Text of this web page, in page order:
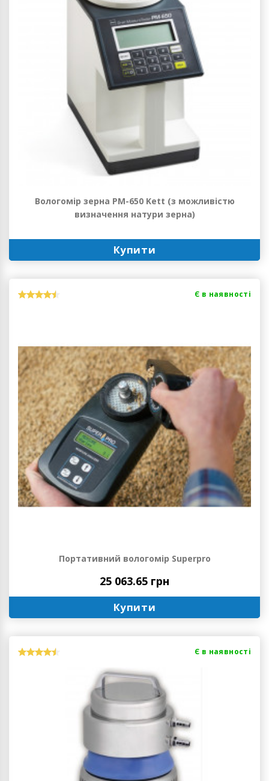
Вологомір зерна РМ-650 Kett (з можливістю
визначення натури зерна)
Купити
Є в наявності
Портативний вологомір Superpro
25 063.65 грн
Купити
Є в наявності